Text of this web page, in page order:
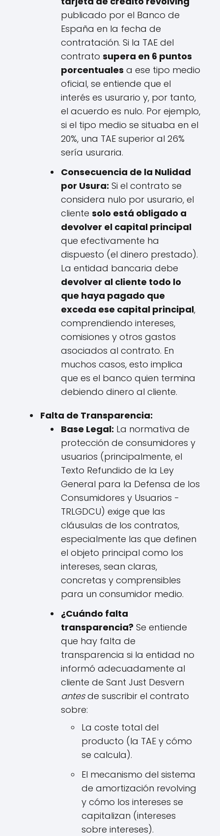
publicado por el Banco de
España en la fecha de
contratación. Si la TAE del
contrato supera en 6 puntos
porcentuales a ese tipo medio
oficial, se entiende que el
interés es usurario y, por tanto,
el acuerdo es nulo. Por ejemplo,
si el tipo medio se situaba en el
20%, una TAE superior al 26%
sería usuraria.
Consecuencia de la Nulidad
por Usura: Si el contrato se
considera nulo por usurario, el
cliente solo está obligado a
devolver el capital principal
que efectivamente ha
dispuesto (el dinero prestado).
La entidad bancaria debe
devolver al cliente todo lo
que haya pagado que
exceda ese capital principal,
comprendiendo intereses,
comisiones y otros gastos
asociados al contrato. En
muchos casos, esto implica
que es el banco quien termina
debiendo dinero al cliente.
Falta de Transparencia:
Base Legal: La normativa de
protección de consumidores y
usuarios (principalmente, el
Texto Refundido de la Ley
General para la Defensa de los
Consumidores y Usuarios -
TRLGDCU) exige que las
cláusulas de los contratos,
especialmente las que definen
el objeto principal como los
intereses, sean claras,
concretas y comprensibles
para un consumidor medio.
¿Cuándo falta
transparencia? Se entiende
que hay falta de
transparencia si la entidad no
informó adecuadamente al
cliente de Sant Just Desvern
antesde suscribir el contrato
sobre:
La coste total del
producto (la TAE y cómo
se calcula).
El mecanismo del sistema
de amortización revolving
y cómo los intereses se
capitalizan (intereses
sobre intereses).